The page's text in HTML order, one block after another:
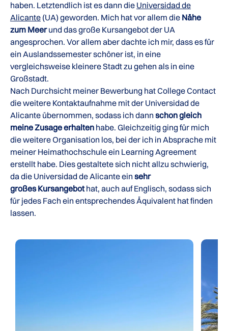
haben. Letztendlich ist es dann die Universidad de
Alicante (UA) geworden. Mich hat vor allem die Nähe
zum Meerund das große Kursangebot der UA
angesprochen. Vor allem aber dachte ich mir, dass es für
ein Auslandssemester schöner ist, in eine
vergleichsweise kleinere Stadt zu gehen als in eine
Großstadt.
Nach Durchsicht meiner Bewerbung hat College Contact
die weitere Kontaktaufnahme mit der Universidad de
Alicante übernommen, sodass ich dann schon gleich
meine Zusage erhalten habe. Gleichzeitig ging für mich
die weitere Organisation los, bei der ich in Absprache mit
meiner Heimathochschule ein Learning Agreement
erstellt habe. Dies gestaltete sich nicht allzu schwierig,
da die Universidad de Alicante ein sehr
großes Kursangebothat, auch auf Englisch, sodass sich
für jedes Fach ein entsprechendes Äquivalent hat finden
lassen.